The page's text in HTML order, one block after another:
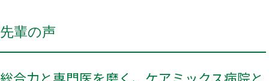
先輩の声